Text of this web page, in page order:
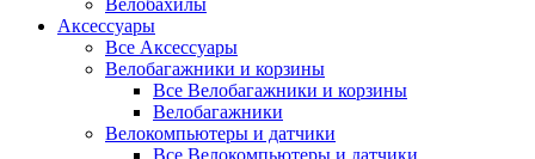
Велобахилы
Аксессуары
Все Аксессуары
Велобагажники и корзины
Все Велобагажники и корзины
Велобагажники
Велокомпьютеры и датчики
Все Велокомпьютеры и датчики